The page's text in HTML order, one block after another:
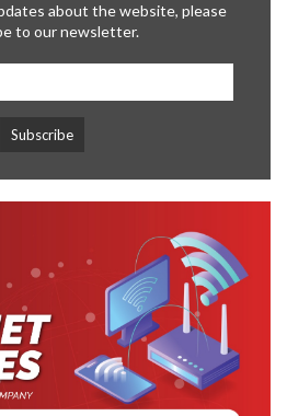
about the website, please
to our newsletter.